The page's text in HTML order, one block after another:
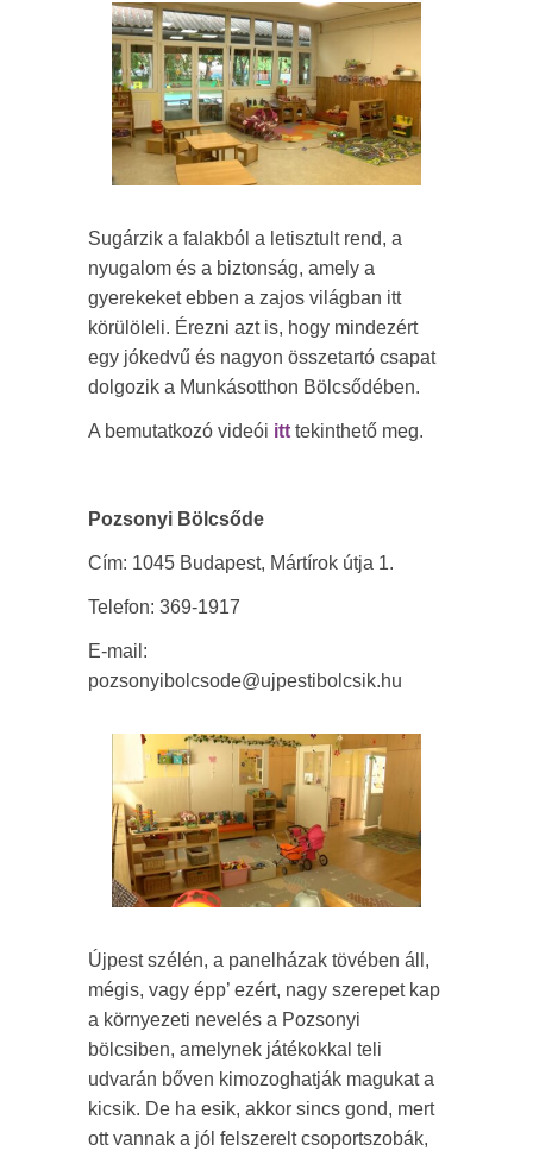
Sugárzik a falakból a letisztult rend, a
nyugalom és a biztonság, amely a
gyerekeket ebben a zajos világban itt
körülöleli. Érezni azt is, hogy mindezért
egy jókedvű és nagyon összetartó csapat
dolgozik a Munkásotthon Bölcsődében.
A bemutatkozó videói itt tekinthető meg.
Pozsonyi Bölcsőde
Cím: 1045 Budapest, Mártírok útja 1.
Telefon: 369-1917
E-mail:
pozsonyibolcsode@ujpestibolcsik.hu
Újpest szélén, a panelházak tövében áll,
mégis, vagy épp’ ezért, nagy szerepet kap
a környezeti nevelés a Pozsonyi
bölcsiben, amelynek játékokkal teli
udvarán bőven kimozoghatják magukat a
kicsik. De ha esik, akkor sincs gond, mert
ott vannak a jól felszerelt csoportszobák,